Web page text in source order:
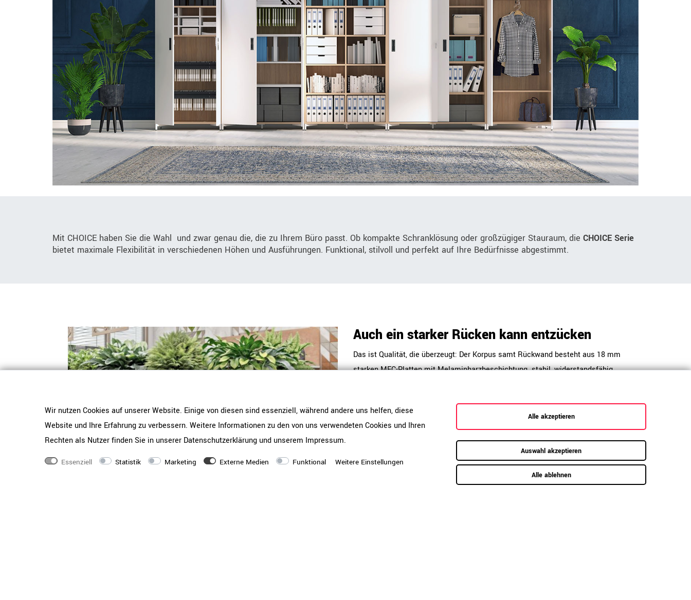
Mit CHOICE haben Sie die Wahl  und zwar genau die, die zu Ihrem Büro passt. Ob kompakte Schranklösung oder großzügiger Stauraum, die CHOICE Serie
bietet maximale Flexibilität in verschiedenen Höhen und Ausführungen. Funktional, stilvoll und perfekt auf Ihre Bedürfnisse abgestimmt.
Auch ein starker Rücken kann entzücken
Das ist Qualität, die überzeugt: Der Korpus samt Rückwand besteht aus 18 mm
starken MFC-Platten mit Melaminharzbeschichtung  stabil, widerstandsfähig
Bürokonzepten nutzen.
Wir nutzen Cookies auf unserer Website. Einige von diesen sind essenziell, während andere uns helfen, diese
Website und Ihre Erfahrung zu verbessern. Weitere Informationen zu den von uns verwendeten Cookies und Ihren
Rechten als Nutzer finden Sie in unserer Daten­schutz­erklärung und unserem Impressum.
Essenziell Statistik Marketing Externe Medien Funktional Weitere Einstellungen
Alle akzeptieren
Auswahl akzeptieren
Alle ablehnen